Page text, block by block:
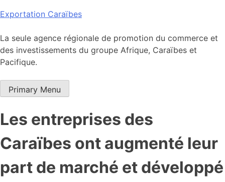
Skip
content
Exportation Caraïbes
La seule agence régionale de promotion du commerce et
des investissements du groupe Afrique, Caraïbes et
Pacifique.
Primary Menu
Les entreprises des
Caraïbes ont augmenté leur
part de marché et développé